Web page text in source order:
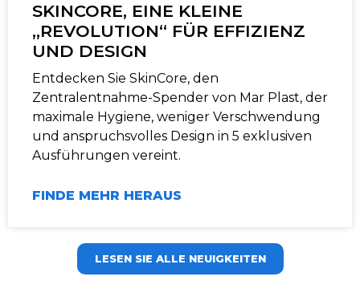
SKINCORE, EINE KLEINE
„REVOLUTION“ FÜR EFFIZIENZ
UND DESIGN
Entdecken Sie SkinCore, den
Zentralentnahme-Spender von Mar Plast, der
maximale Hygiene, weniger Verschwendung
und anspruchsvolles Design in 5 exklusiven
Ausführungen vereint.
FINDE MEHR HERAUS
LESEN SIE ALLE NEUIGKEITEN